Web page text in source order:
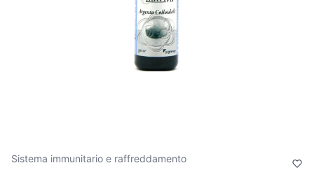
Sistema immunitario e raffreddamento